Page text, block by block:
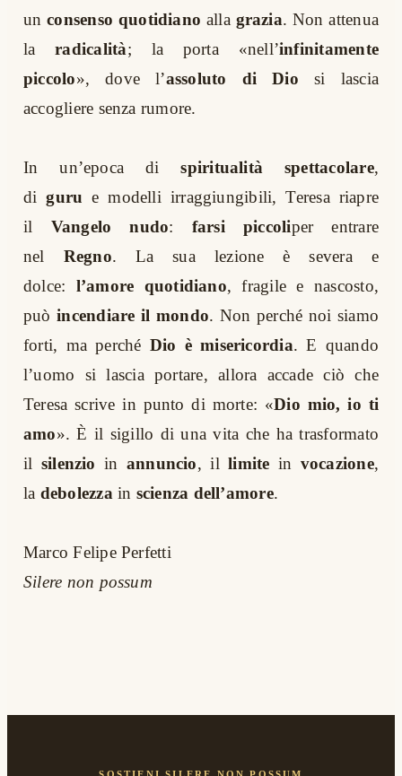
un consenso quotidiano alla grazia. Non attenua
la
radicalità; la porta «nell’infinitamente
piccolo», dove l’assoluto di Dio
si lascia
accogliere senza rumore.
In un’epoca di spiritualità spettacolare,
di guru e modelli irraggiungibili, Teresa riapre
il
Vangelo nudo: farsi piccoliper entrare
nel
Regno. La sua lezione è severa e
dolce:
l’amore quotidiano, fragile e nascosto,
può incendiare il mondo. Non perché noi siamo
forti, ma perché Dio è misericordia. E quando
l’uomo si lascia portare, allora accade ciò che
Teresa scrive in punto di morte: «Dio mio, io ti
amo». È il sigillo di una vita che ha trasformato
il silenzio in annuncio, il limite in vocazione,
la debolezza in scienza dell’amore.
Marco Felipe Perfetti
Silere non possum